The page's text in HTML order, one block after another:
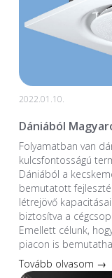
2022.01.10.
Dániából
Folyamatban van
kulcsfontosságú
Dániából a
bemutatott
létrejövő
biztosítva a
Emellett célunk,
piacon is
Tovább olvasom →